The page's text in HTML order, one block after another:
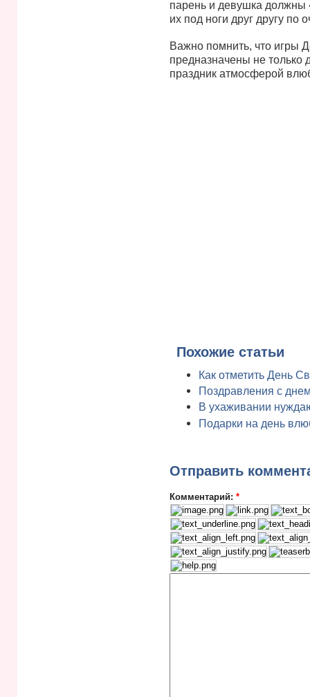
парень и девушка должны
их под ноги друг другу по
Важно помнить, что игры
предназначены не только
праздник атмосферой
Похожие статьи
Как отметить День
Поздравления с
В ухаживании
Подарки на день
Отправить
Комментарий: *